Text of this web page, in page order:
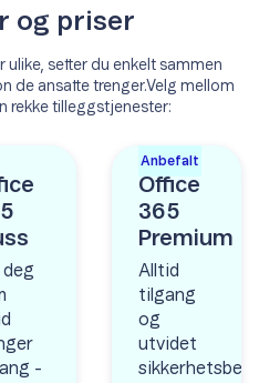
og priser
ulike, setter du enkelt sammen
de ansatte trenger.Velg mellom
rekke tilleggstjenester:
deg
-
Anbefalt
Office
365
Premium
Alltid
tilgang
og
utvidet